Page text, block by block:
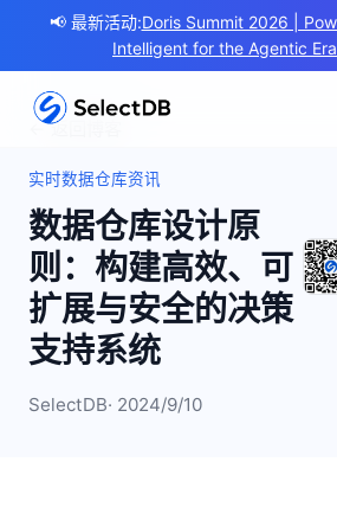
📢 最新活动:Doris Summit 2026 |
Intelligent for the Agentic Era
← 返回博客
实时数据仓库资讯
数据仓库设计原
则：构建高效、可
扩展与安全的决策
支持系统
SelectDB· 2024/9/10